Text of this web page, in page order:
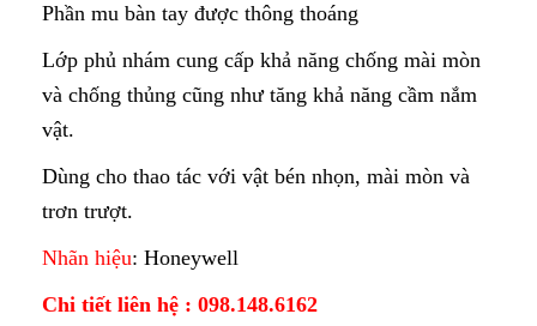
Phần mu bàn tay được thông thoáng
Lớp phủ nhám cung cấp khả năng chống mài mòn
và chống thủng cũng như tăng khả năng cầm nắm
vật.
Dùng cho thao tác với vật bén nhọn, mài mòn và
trơn trượt.
Nhãn hiệu: Honeywell
Chi tiết liên hệ : 098.148.6162